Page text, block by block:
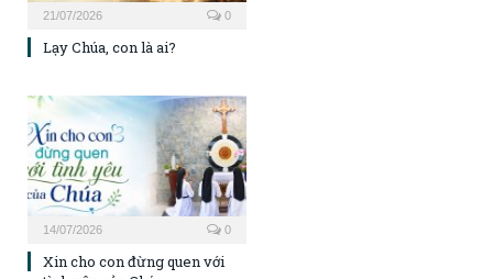
21/07/2026 0
Lạy Chúa, con là ai?
14/07/2026 0
Xin cho con đừng quen với